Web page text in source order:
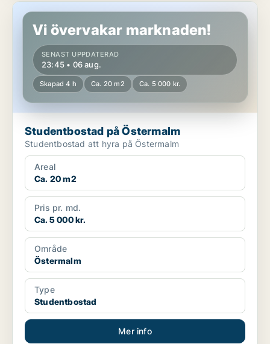
Studentbostad på Östermalm
Vi övervakar marknaden!
SENAST UPPDATERAD
23:45 • 06 aug.
Skapad 4 h Ca. 20 m2 Ca. 5 000 kr.
Studentbostad på Östermalm
Studentbostad att hyra på Östermalm
Areal
Ca. 20 m2
Pris pr. md.
Ca. 5 000 kr.
Område
Östermalm
Type
Studentbostad
Mer info